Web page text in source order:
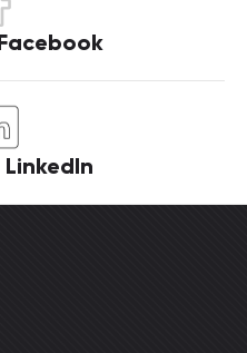
LinkedIn